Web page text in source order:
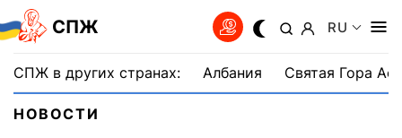
СПЖ RU
СПЖ в других странах: Албания Святая Гора
НОВОСТИ